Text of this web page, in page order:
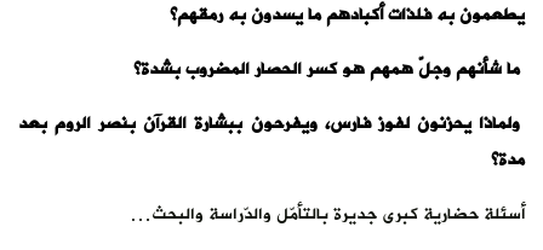
يطعمون به فلذات أكبادهم ما يسدون به رمقهم؟
ما شأنهم وجلّ همهم هو كسر الحصار المضروب بشدة؟
ولماذا يحزنون لفوز فارس، ويفرحون ببشارة القرآن بنصر الروم بعد
مدة؟
أسئلة حضارية كبرى جديرة بالتأمّل والدّراسة والبحث…